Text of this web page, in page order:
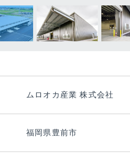
ムロオカ産業 株式会社
福岡県豊前市